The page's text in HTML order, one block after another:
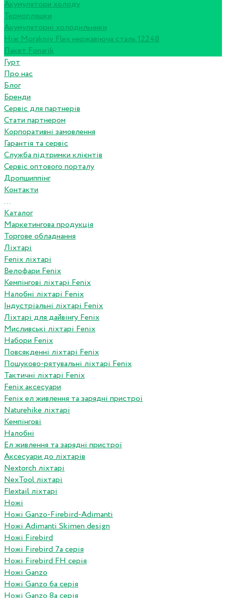
Акумулятори холоду
Термопляшки
Акумуляторні холодильники
Ніж Morakniv Flex нержавіюча сталь 12248
Пакет Fonarik
Гурт
Про нас
Блог
Бренди
Сервіс для партнерів
Стати партнером
Корпоративні замовлення
Гарантія та сервіс
Служба підтримки клієнтів
Сервіс оптового порталу
Дропшиппінг
Контакти
...
Каталог
Маркетингова продукція
Торгове обладнання
Ліхтарі
Fenix ліхтарі
Велофари Fenix
Кемпінгові ліхтарі Fenix
Налобні ліхтарі Fenix
Індустріальні ліхтарі Fenix
Ліхтарі для дайвінгу Fenix
Мисливські ліхтарі Fenix
Набори Fenix
Повсякденні ліхтарі Fenix
Пошуково-рятувальні ліхтарі Fenix
Тактичні ліхтарі Fenix
Fenix аксесуари
Fenix ел живлення та зарядні пристрої
Naturehike ліхтарі
Кемпінгові
Налобні
Ел живлення та зарядні пристрої
Аксесуари до ліхтарів
Nextorch ліхтарі
NexTool ліхтарі
Flextail ліхтарі
Ножі
Ножі Ganzo-Firebird-Adimanti
Ножі Adimanti Skimen design
Ножі Firebird
Ножі Firebird 7а серія
Ножі Firebird FH серія
Ножі Ganzo
Ножі Ganzo 6а серія